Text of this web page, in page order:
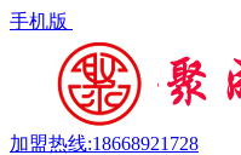
手机版
加盟热线:18668921728